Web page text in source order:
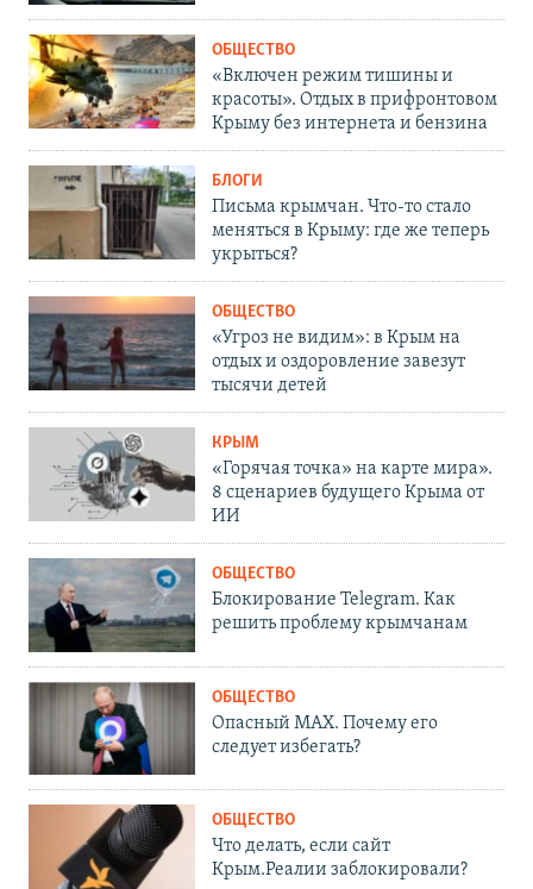
ОБЩЕСТВО
«Включен режим тишины и
красоты». Отдых в прифронтовом
Крыму без интернета и бензина
БЛОГИ
Письма крымчан. Что-то стало
меняться в Крыму: где же теперь
укрыться?
ОБЩЕСТВО
«Угроз не видим»: в Крым на
отдых и оздоровление завезут
тысячи детей
КРЫМ
«Горячая точка» на карте мира».
8 сценариев будущего Крыма от
ИИ
ОБЩЕСТВО
Блокирование Telegram. Как
решить проблему крымчанам
ОБЩЕСТВО
Опасный MAX. Почему его
следует избегать?
ОБЩЕСТВО
Что делать, если сайт
Крым.Реалии заблокировали?